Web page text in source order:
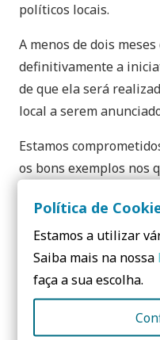
políticos locais.
A menos de dois
definitivamente a
de que ela será
local a serem
Estamos
os bons exemplos nos
Voltaremos ao vosso
Até breve!
Política de
Estamos a utilizar
Saiba mais na nossa
faça a sua escolha.